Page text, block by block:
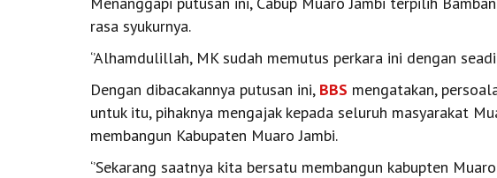
rasa syukurnya.
‘’Alhamdulillah, MK sudah memutus perkara ini dengan
Dengan dibacakannya putusan ini, BBS mengatakan,
untuk itu, pihaknya mengajak kepada seluruh masyarakat
membangun Kabupaten Muaro Jambi.
‘’Sekarang saatnya kita bersatu membangun kabupten